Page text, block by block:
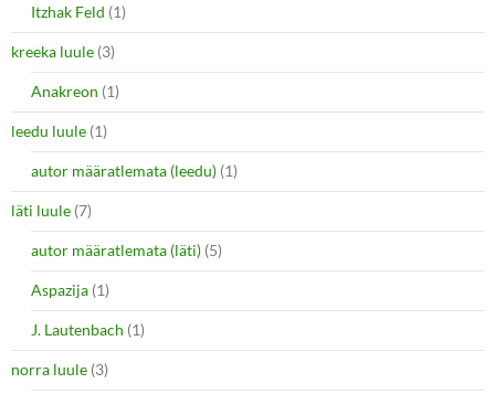
Itzhak Feld (1)
kreeka luule (3)
Anakreon (1)
leedu luule (1)
autor määratlemata (leedu) (1)
läti luule (7)
autor määratlemata (läti) (5)
Aspazija (1)
J. Lautenbach (1)
norra luule (3)